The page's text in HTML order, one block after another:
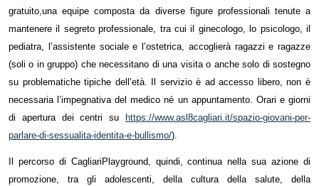
gratuito,una equipe composta da diverse figure professionali tenute a
mantenere il segreto professionale, tra cui il ginecologo, lo psicologo, il
pediatra, l’assistente sociale e l’ostetrica, accoglierà ragazzi e ragazze
(soli o in gruppo) che necessitano di una visita o anche solo di sostegno
su problematiche tipiche dell’età. Il servizio è ad accesso libero, non è
necessaria l’impegnativa del medico né un appuntamento. Orari e giorni
di apertura dei centri su
https://www.asl8cagliari.it/spazio-giovani-per-
parlare-di-sessualita-identita-e-bullismo/).
Il percorso di CagliariPlayground, quindi, continua nella sua azione di
promozione, tra gli adolescenti, della cultura della salute, della